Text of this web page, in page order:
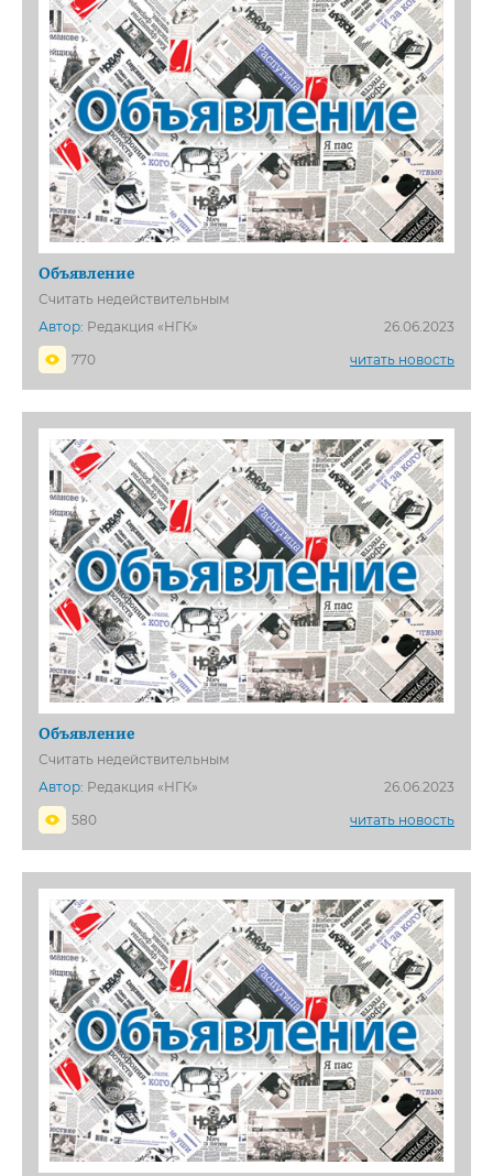
Объявление
Считать недействительным
Автор: Редакция «НГК»
26.06.2023
770
читать новость
Объявление
Считать недействительным
Автор: Редакция «НГК»
26.06.2023
580
читать новость